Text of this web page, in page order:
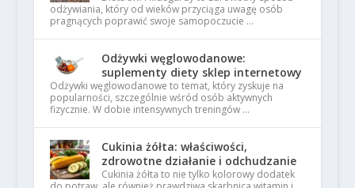
odżywiania, który od wieków przyciąga uwagę osób
pragnących poprawić swoje samopoczucie …
Odżywki węglowodanowe:
suplementy diety sklep internetowy
Odżywki węglowodanowe to temat, który zyskuje na
popularności, szczególnie wśród osób aktywnych
fizycznie. W dobie intensywnych treningów …
Cukinia żółta: właściwości,
zdrowotne działanie i odchudzanie
Cukinia żółta to nie tylko kolorowy dodatek